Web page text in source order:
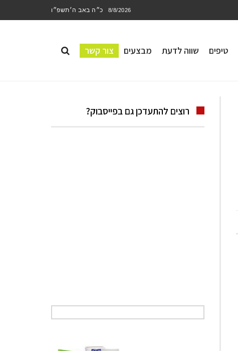
8/8/2026 כ״ה באב ה׳תשפ״ו
טיפים שווה לדעת מבצעים צור קשר
רוצים להתעדכן גם בפייסבוק?